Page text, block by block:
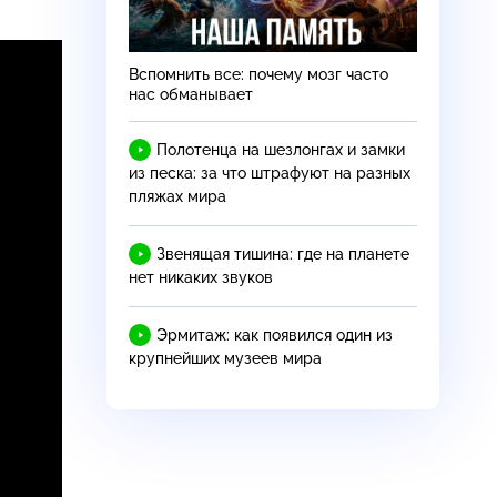
Вспомнить все: почему мозг часто
нас обманывает
Полотенца на шезлонгах и замки
из песка: за что штрафуют на разных
пляжах мира
Звенящая тишина: где на планете
нет никаких звуков
Эрмитаж: как появился один из
крупнейших музеев мира